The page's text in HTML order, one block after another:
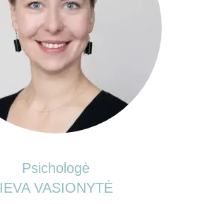
Psichologė
IEVA VASIONYTĖ